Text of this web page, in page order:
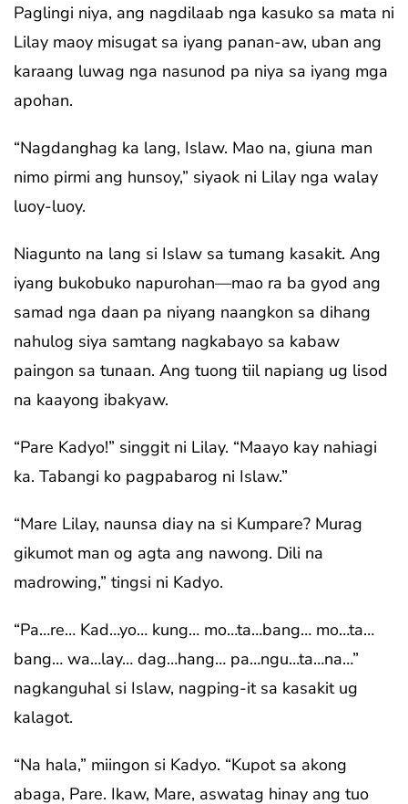
Paglingi niya, ang nagdilaab nga kasuko sa mata ni
Lilay maoy misugat sa iyang panan-aw, uban ang
karaang luwag nga nasunod pa niya sa iyang mga
apohan.
“Nagdanghag ka lang, Islaw. Mao na, giuna man
nimo pirmi ang hunsoy,” siyaok ni Lilay nga walay
luoy-luoy.
Niagunto na lang si Islaw sa tumang kasakit. Ang
iyang bukobuko napurohan—mao ra ba gyod ang
samad nga daan pa niyang naangkon sa dihang
nahulog siya samtang nagkabayo sa kabaw
paingon sa tunaan. Ang tuong tiil napiang ug lisod
na kaayong ibakyaw.
“Pare Kadyo!” singgit ni Lilay. “Maayo kay nahiagi
ka. Tabangi ko pagpabarog ni Islaw.”
“Mare Lilay, naunsa diay na si Kumpare? Murag
gikumot man og agta ang nawong. Dili na
madrowing,” tingsi ni Kadyo.
“Pa…re… Kad…yo… kung… mo…ta…bang… mo…ta…
bang… wa…lay… dag…hang… pa…ngu…ta…na…”
nagkanguhal si Islaw, nagping-it sa kasakit ug
kalagot.
“Na hala,” miingon si Kadyo. “Kupot sa akong
abaga, Pare. Ikaw, Mare, aswatag hinay ang tuo